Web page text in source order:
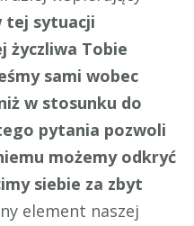
tej sytuacji
życzliwa Tobie
sami wobec
w stosunku do
pytania pozwoli
możemy odkryć
siebie za zbyt
element naszej